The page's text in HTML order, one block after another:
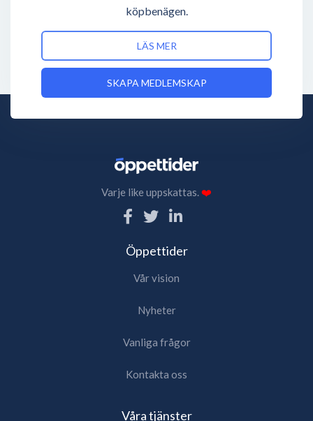
köpbenägen.
LÄS MER
SKAPA MEDLEMSKAP
Varje like uppskattas.❤️
Öppettider
Vår vision
Nyheter
Vanliga frågor
Kontakta oss
Våra tjänster